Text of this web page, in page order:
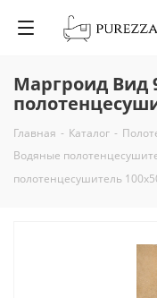
Маргроид Вид
Главная - Каталог -
Водяные
полотенцесушитель